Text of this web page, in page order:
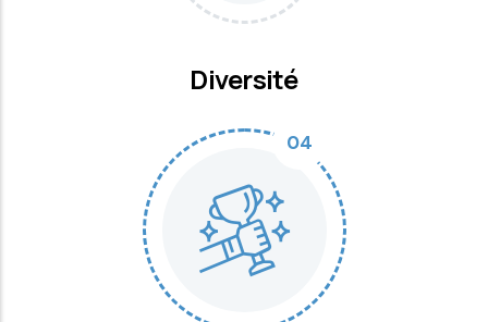
Diversité
04